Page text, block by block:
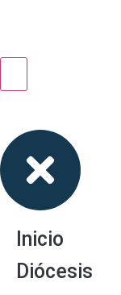
Inicio
Diócesis